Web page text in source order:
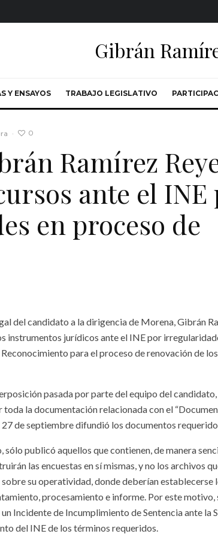
Gibrán
Y ENSAYOS TRABAJO LEGISLATIVO
· 0
Ramírez
ante el INE
en proceso de
del candidato a la dirigencia de Morena, Gibrán
instrumentos jurídicos ante el INE por
Reconocimiento para el proceso de renovación de
pasada por parte del equipo del
toda la documentación relacionada con el
27 de septiembre difundió los documentos
sólo publicó aquellos que contienen, de manera
las encuestas en sí mismas, y no los archivos
su operatividad, donde deberían establecerse
procesamiento e informe. Por este motivo,
Incidente de Incumplimiento de Sentencia ante la
del INE de los términos requeridos.